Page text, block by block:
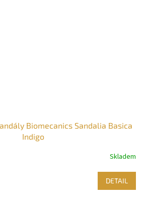
Biomecanics Sandalia Basica
Indigo
Skladem
DETAIL